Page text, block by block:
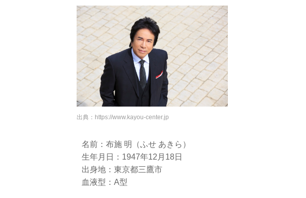
出典： https://www.kayou-center.jp
名前：布施 明（ふせ あきら）
生年月日：1947年12月18日
出身地：東京都三鷹市
血液型：A型